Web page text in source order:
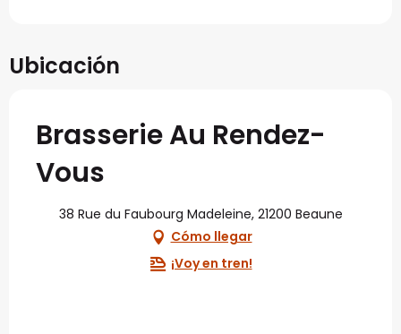
Ubicación
Brasserie Au Rendez-
Vous
38 Rue du Faubourg Madeleine, 21200 Beaune
Cómo llegar
¡Voy en tren!